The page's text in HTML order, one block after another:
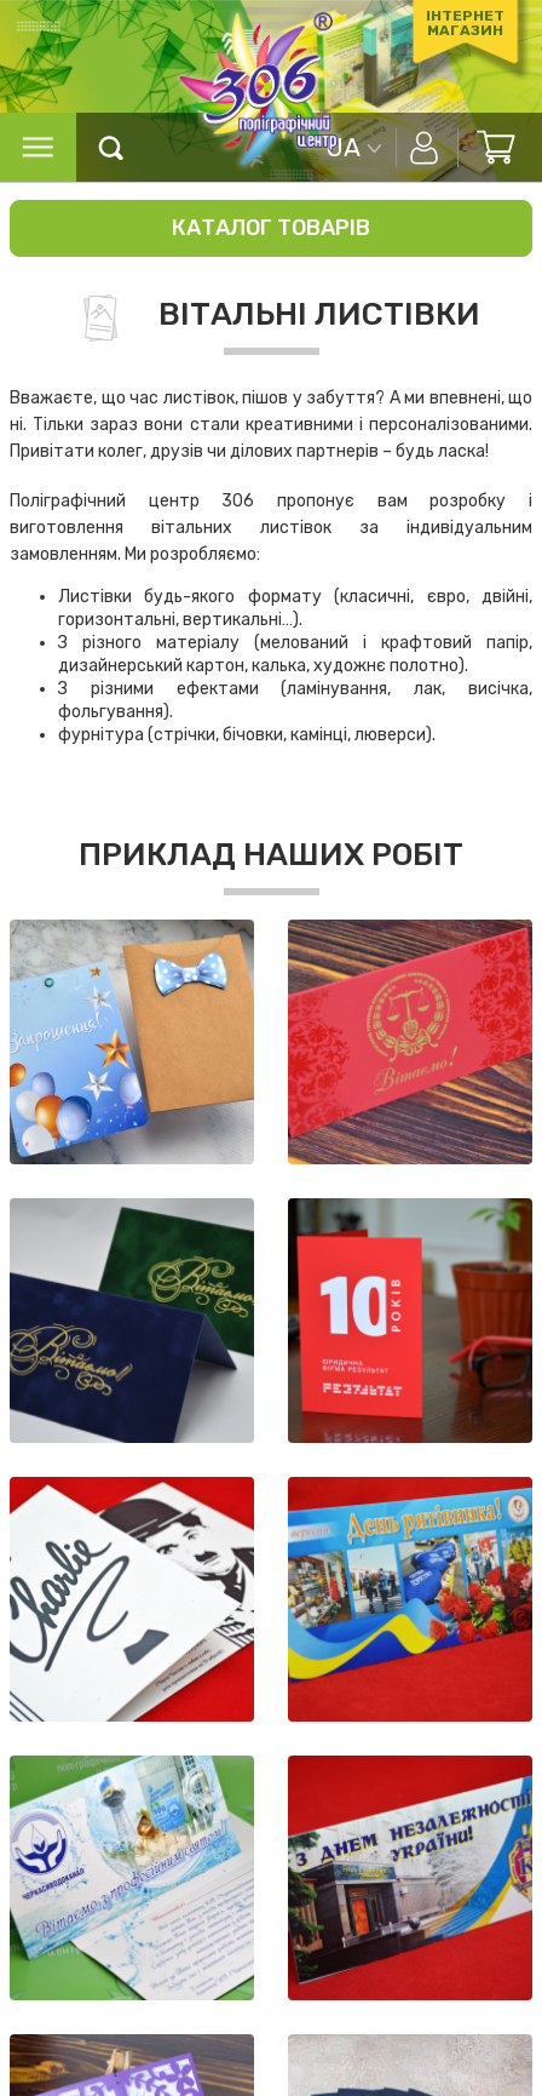
ІНТЕРНЕТ
МАГАЗИН
UA
КАТАЛОГ ТОВАРІВ
ВІТАЛЬНІ ЛИСТІВКИ
Вважаєте, що час листівок, пішов у забуття? А ми впевнені, що
ні. Тільки зараз вони стали креативними і персоналізованими.
Привітати колег, друзів чи ділових партнерів – будь ласка!
Поліграфічний центр 306 пропонує вам розробку і
виготовлення вітальних листівок за індивідуальним
замовленням. Ми розробляємо:
Листівки будь-якого формату (класичні, євро, двійні,
горизонтальні, вертикальні…).
З різного матеріалу (мелований і крафтовий папір,
дизайнерський картон, калька, художнє полотно).
З різними ефектами (ламінування, лак, висічка,
фольгування).
фурнітура (стрічки, бічовки, камінці, люверси).
ПРИКЛАД НАШИХ РОБІТ